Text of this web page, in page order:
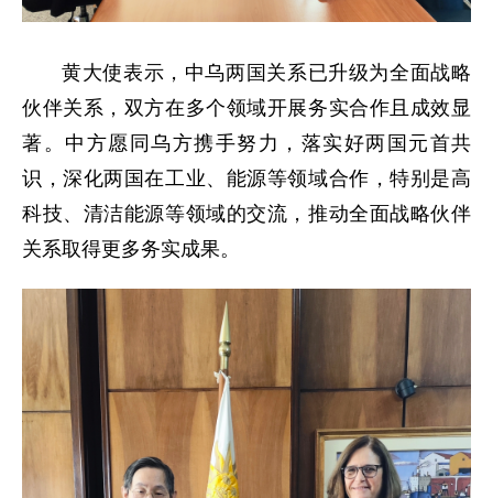
黄大使表示，中乌两国关系已升级为全面战略
伙伴关系，双方在多个领域开展务实合作且成效显
著。中方愿同乌方携手努力，落实好两国元首共
识，深化两国在工业、能源等领域合作，特别是高
科技、清洁能源等领域的交流，推动全面战略伙伴
关系取得更多务实成果。